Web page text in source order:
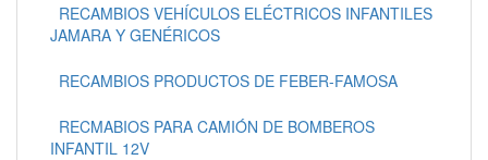
RECAMBIOS VEHÍCULOS ELÉCTRICOS INFANTILES
JAMARA Y GENÉRICOS
RECAMBIOS PRODUCTOS DE FEBER-FAMOSA
RECMABIOS PARA CAMIÓN DE BOMBEROS
INFANTIL 12V